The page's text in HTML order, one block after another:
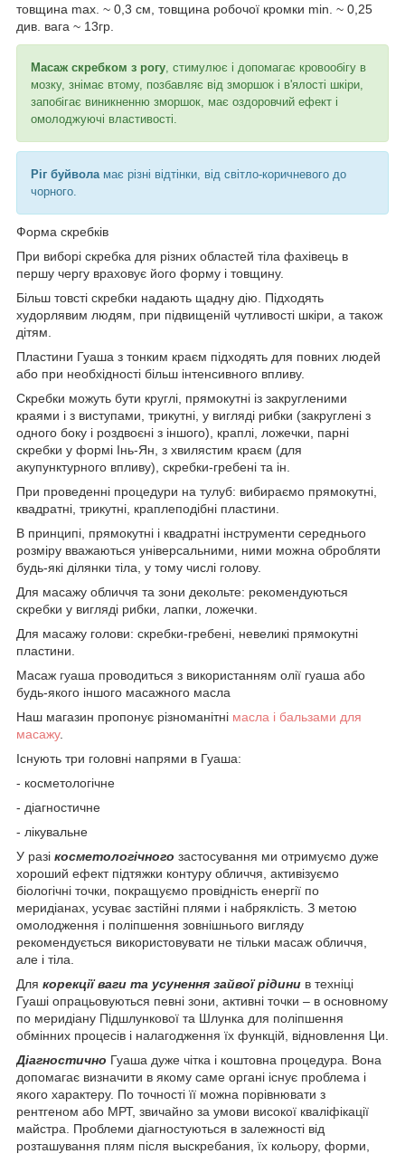
товщина max. ~ 0,3 см, товщина робочої кромки min. ~ 0,25
див. вага ~ 13гр.
Масаж скребком з рогу , стимулює і допомагає кровообігу в
мозку, знімає втому, позбавляє від зморшок і в'ялості шкіри,
запобігає виникненню зморшок, має оздоровчий ефект і
омолоджуючі властивості.
Ріг буйвола має різні відтінки, від світло-коричневого до
чорного.
Форма скребків
При виборі скребка для різних областей тіла фахівець в
першу чергу враховує його форму і товщину.
Більш товсті скребки надають щадну дію. Підходять
худорлявим людям, при підвищеній чутливості шкіри, а також
дітям.
Пластини Гуаша з тонким краєм підходять для повних людей
або при необхідності більш інтенсивного впливу.
Скребки можуть бути круглі, прямокутні із закругленими
краями і з виступами, трикутні, у вигляді рибки (закруглені з
одного боку і роздвоєні з іншого), краплі, ложечки, парні
скребки у формі Інь-Ян, з хвилястим краєм (для
акупунктурного впливу), скребки-гребені та ін.
При проведенні процедури на тулуб: вибираємо прямокутні,
квадратні, трикутні, краплеподібні пластини.
В принципі, прямокутні і квадратні інструменти середнього
розміру вважаються універсальними, ними можна обробляти
будь-які ділянки тіла, у тому числі голову.
Для масажу обличчя та зони декольте: рекомендуються
скребки у вигляді рибки, лапки, ложечки.
Для масажу голови: скребки-гребені, невеликі прямокутні
пластини.
Масаж гуаша проводиться з використанням олії гуаша або
будь-якого іншого масажного масла
Наш магазин пропонує різноманітні масла і бальзами для
масажу.
Існують три головні напрями в Гуаша:
- косметологічне
- діагностичне
- лікувальне
У разі косметологічного застосування ми отримуємо дуже
хороший ефект підтяжки контуру обличчя, активізуємо
біологічні точки, покращуємо провідність енергії по
меридіанах, усуває застійні плями і набряклість. З метою
омолодження і поліпшення зовнішнього вигляду
рекомендується використовувати не тільки масаж обличчя,
але і тіла.
Для корекції ваги та усунення зайвої рідини в техніці
Гуаші опрацьовуються певні зони, активні точки – в основному
по меридіану Підшлункової та Шлунка для поліпшення
обмінних процесів і налагодження їх функцій, відновлення Ци.
Діагностично Гуаша дуже чітка і коштовна процедура. Вона
допомагає визначити в якому саме органі існує проблема і
якого характеру. По точності її можна порівнювати з
рентгеном або МРТ, звичайно за умови високої кваліфікації
майстра. Проблеми діагностуються в залежності від
розташування плям після выскребания, їх кольору, форми,